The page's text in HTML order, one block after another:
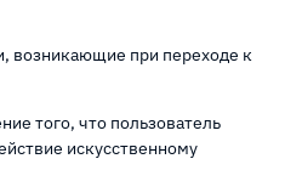
возникающие при переходе к
того, что пользователь
искусственному